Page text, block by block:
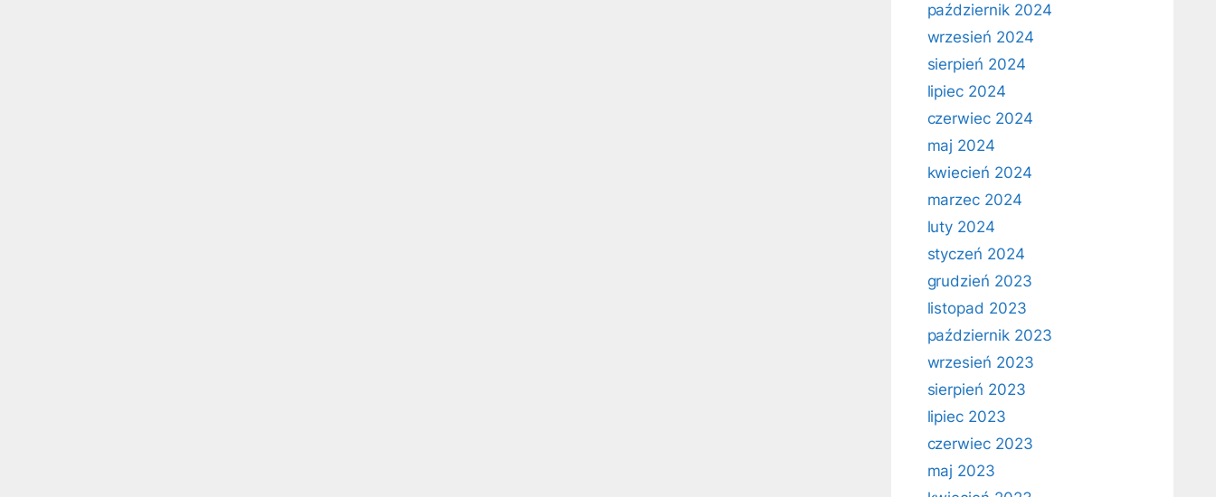
październik 2024
wrzesień 2024
sierpień 2024
lipiec 2024
czerwiec 2024
maj 2024
kwiecień 2024
marzec 2024
luty 2024
styczeń 2024
grudzień 2023
listopad 2023
październik 2023
wrzesień 2023
sierpień 2023
lipiec 2023
czerwiec 2023
maj 2023